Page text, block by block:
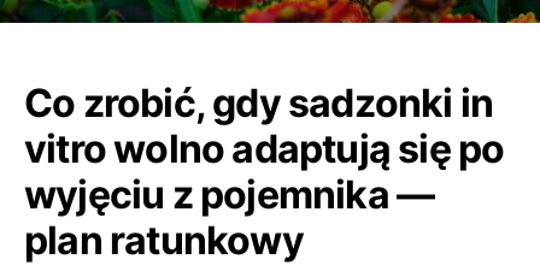
Co zrobić, gdy sadzonki in
vitro wolno adaptują się po
wyjęciu z pojemnika —
plan ratunkowy